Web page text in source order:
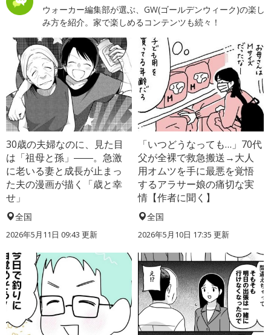
ウォーカー編集部が選ぶ、GW(ゴールデンウィーク)の楽し
み方を紹介。家で楽しめるコンテンツも続々！
30歳の夫婦なのに、見た目
は「祖母と孫」――。急激
に老いる妻と成長が止まっ
た夫の漫画が描く「歳と幸
せ」
全国
2026年5月11日 09:43 更新
「いつどうなっても…」70代
父が全裸で救急搬送→大人
用オムツを手に最悪を覚悟
するアラサー娘の痛切な実
情【作者に聞く】
全国
2026年5月10日 17:35 更新